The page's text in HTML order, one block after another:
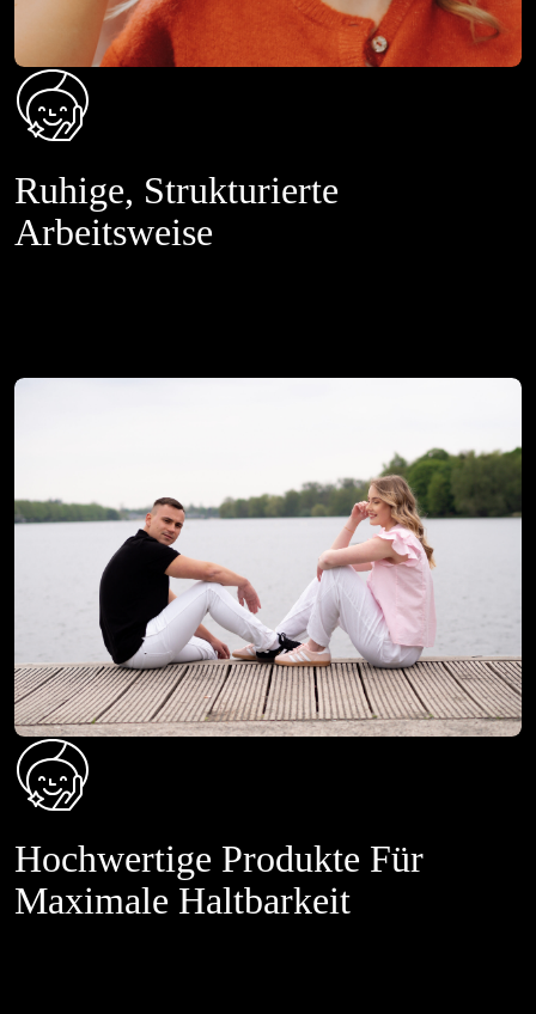
Ruhige, Strukturierte
Arbeitsweise
Hochwertige Produkte Für
Maximale Haltbarkeit